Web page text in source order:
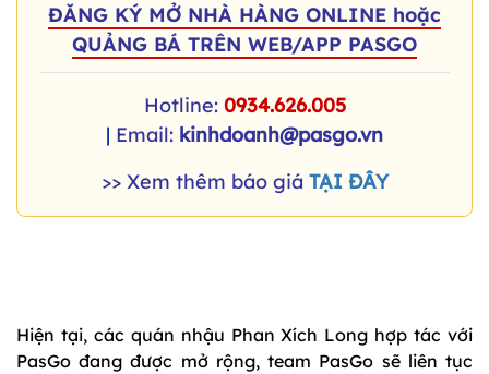
ĐĂNG KÝ MỞ NHÀ HÀNG ONLINE hoặc
QUẢNG BÁ TRÊN WEB/APP PASGO
Hotline: 0934.626.005
| Email: kinhdoanh@pasgo.vn
>> Xem thêm báo giá TẠI ĐÂY
Hiện tại, các quán nhậu Phan Xích Long hợp tác với
PasGo đang được mở rộng, team PasGo sẽ liên tục